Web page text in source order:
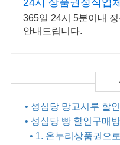
24시 상품권정식업
365일 24시 5분이내
안내드립니다.
• 성심당 망고시루 할
• 성심당 빵 할인구매
• 1. 온누리상품권으